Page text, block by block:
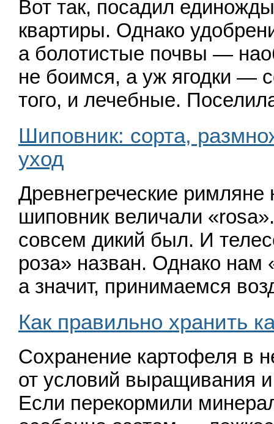
Вот так, посадил
квартиры. Однако
а болотистые почвы —
не боимся, а уж ягодки —
того, и лечебные.
Шиповник: сорта,
уход
Древнегреческие
шиповник величали «rosa
совсем дикий был. И
роза» назван. Однако нам
а значит, принимаемся
Как правильно хранить
Сохранение картофеля в
от условий выращивания
Если перекормили